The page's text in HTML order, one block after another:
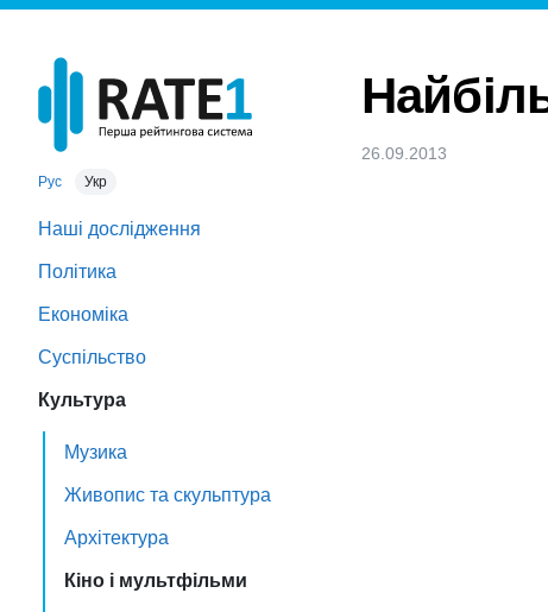
Рус Укр
Наші дослідження
Політика
Економіка
Суспільство
Культура
Музика
Живопис та скульптура
Архітектура
Кіно і мультфільми
26.09.2013